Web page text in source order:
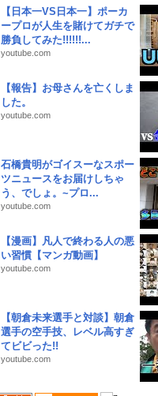
【日本一VS日本一】ポーカ
ープロが人生を賭けてガチで
勝負してみた!!!!!!...
youtube.com
【報告】お母さんを亡くしま
した。
youtube.com
石橋貴明がゴイスーなスポー
ツニュースをお届けしちゃ
う、でしょ。~プロ...
youtube.com
【漫画】凡人で終わる人の悪
い習慣【マンガ動画】
youtube.com
【朝倉未来選手と対談】朝倉
選手の空手技、レベル高すぎ
てビビった!!
youtube.com